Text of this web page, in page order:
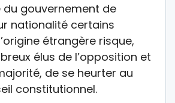
gouvernement de
nationalité certains
étrangère risque,
élus de l’opposition et
de se heurter au
constitutionnel.